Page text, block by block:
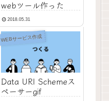
webツール作った
2018.05.31
WEBサービス作成
Data URI Schemeス
ペーサーgif